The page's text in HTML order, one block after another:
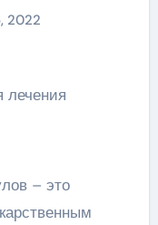
2022
– это